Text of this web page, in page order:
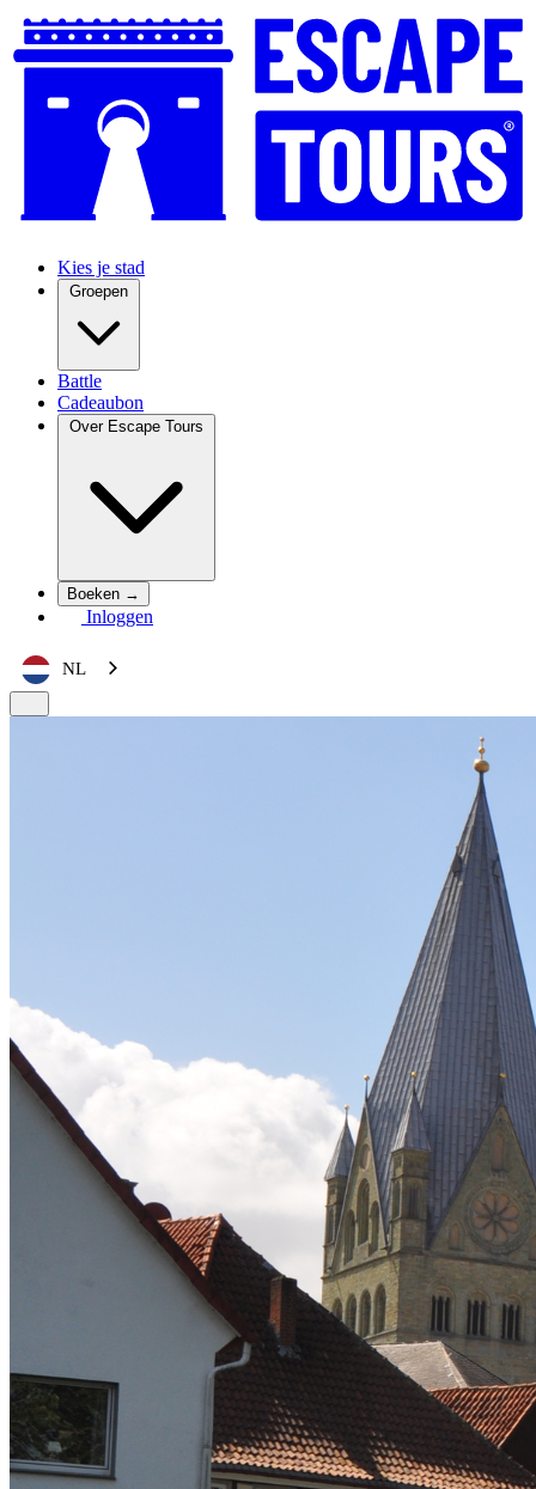
Kies je stad
Groepen
Battle
Cadeaubon
Over Escape Tours
Boeken →
Inloggen
NL